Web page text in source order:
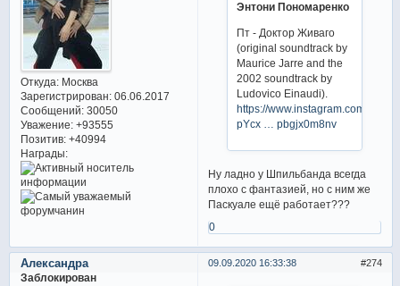
Откуда:Москва
Зарегистрирован: 06.06.2017
Сообщений:30050
Уважение: +93555
Позитив: +40994
Награды:
Энтони Пономаренко
Пт - Доктор Живаго
(original soundtrack by
Maurice Jarre and the
2002 soundtrack by
Ludovico Einaudi).
https://www.instagram.com/p/
pYcx … pbgjx0m8nv
Ну ладно у Шпильбанда всегда
плохо с фантазией, но с ним же
Паскуале ещё работает???
0
274
09.09.2020 16:33:38
Александра
Заблокирован